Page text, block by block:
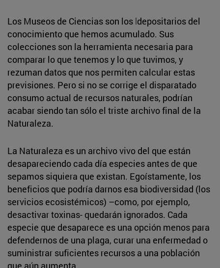
Los Museos de Ciencias son los ldepositarios del
conocimiento que hemos acumulado. Sus
colecciones son la herramienta necesaria para
comparar lo que tenemos y lo que tuvimos, y
rezuman datos que nos permiten calcular estas
previsiones. Pero si no se corrige el disparatado
consumo actual de recursos naturales, podrían
acabar siendo tan sólo el triste archivo final de la
Naturaleza.
La Naturaleza es un archivo vivo del que están
desapareciendo cada día especies antes de que
sepamos siquiera que existan. Egoístamente, los
beneficios que podría darnos esa biodiversidad (los
servicios ecosistémicos) –como, por ejemplo,
desactivar toxinas- quedarán ignorados. Cada
especie que desaparece es una opción menos para
defendernos de una plaga, curar una enfermedad o
suministrar suficientes recursos a una población
que aún aumenta.